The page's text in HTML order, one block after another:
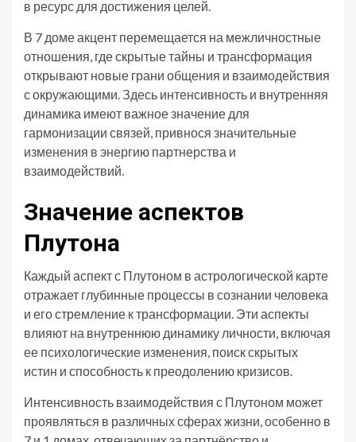
в ресурс для достижения целей.
В 7 доме акцент перемещается на межличностные
отношения, где скрытые тайны и трансформация
открывают новые грани общения и взаимодействия
с окружающими. Здесь интенсивность и внутренняя
динамика имеют важное значение для
гармонизации связей, привнося значительные
изменения в энергию партнерства и
взаимодействий.
Значение аспектов
Плутона
Каждый аспект с Плутоном в астрологической карте
отражает глубинные процессы в сознании человека
и его стремление к трансформации. Эти аспекты
влияют на внутреннюю динамику личности, включая
ее психологические изменения, поиск скрытых
истин и способность к преодолению кризисов.
Интенсивность взаимодействия с Плутоном может
проявляться в различных сферах жизни, особенно в